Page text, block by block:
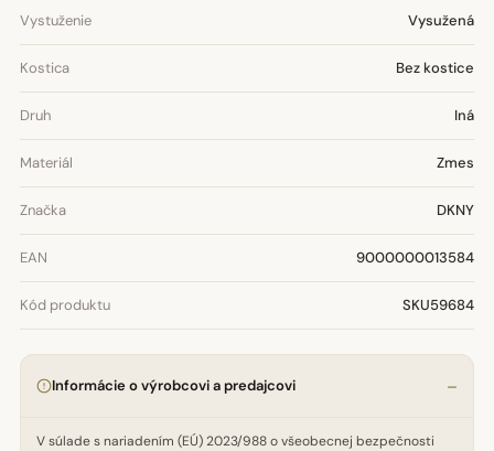
Vystuženie Vysužená
Kostica Bez kostice
Druh Iná
Materiál Zmes
Značka DKNY
EAN 9000000013584
Kód produktu SKU59684
Informácie o výrobcovi a predajcovi
V súlade s nariadením (EÚ) 2023/988 o všeobecnej bezpečnosti